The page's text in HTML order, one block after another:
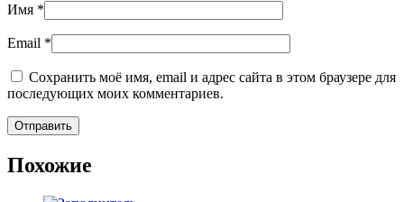
Имя *
Email *
Сохранить моё имя, email и адрес сайта в этом браузере для
последующих моих комментариев.
Похожие